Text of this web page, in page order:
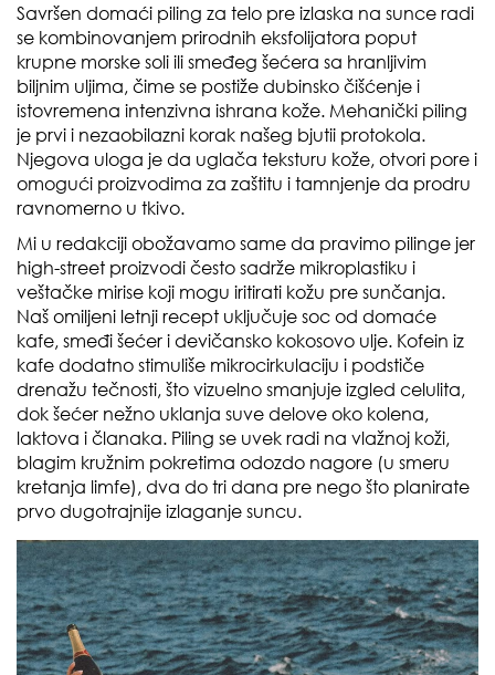
Savršen domaći piling za telo pre izlaska na sunce radi
se kombinovanjem prirodnih eksfolijatora poput
krupne morske soli ili smeđeg šećera sa hranljivim
biljnim uljima, čime se postiže dubinsko čišćenje i
istovremena intenzivna ishrana kože. Mehanički piling
je prvi i nezaobilazni korak našeg bjutii protokola.
Njegova uloga je da uglača teksturu kože, otvori pore i
omogući proizvodima za zaštitu i tamnjenje da prodru
ravnomerno u tkivo.
Mi u redakciji obožavamo same da pravimo pilinge jer
high-street proizvodi često sadrže mikroplastiku i
veštačke mirise koji mogu iritirati kožu pre sunčanja.
Naš omiljeni letnji recept uključuje soc od domaće
kafe, smeđi šećer i devičansko kokosovo ulje. Kofein iz
kafe dodatno stimuliše mikrocirkulaciju i podstiče
drenažu tečnosti, što vizuelno smanjuje izgled celulita,
dok šećer nežno uklanja suve delove oko kolena,
laktova i članaka. Piling se uvek radi na vlažnoj koži,
blagim kružnim pokretima odozdo nagore (u smeru
kretanja limfe), dva do tri dana pre nego što planirate
prvo dugotrajnije izlaganje suncu.